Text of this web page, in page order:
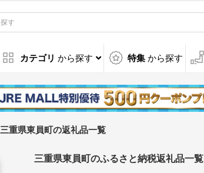
カテゴリ から探す 特集 から探す
三重県東員町の返礼品一覧
三重県東員町のふるさと納税返礼品一覧